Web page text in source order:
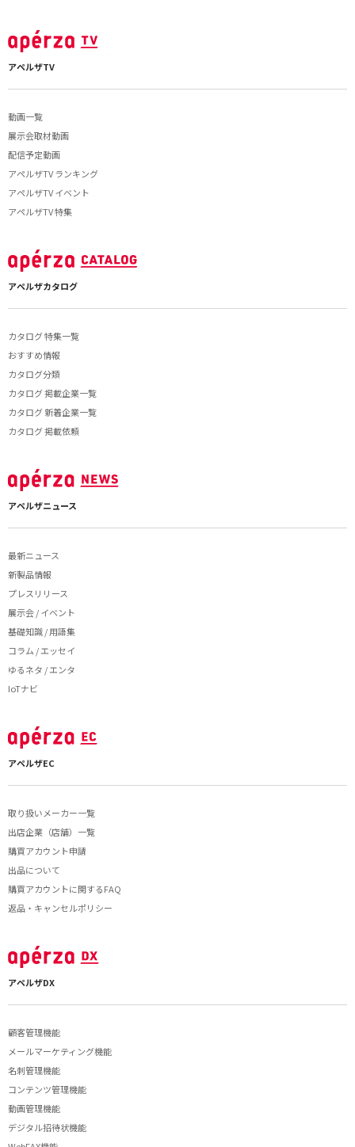
アペルザTV
動画一覧
展示会取材動画
配信予定動画
アペルザTV ランキング
アペルザTV イベント
アペルザTV 特集
アペルザカタログ
カタログ 特集一覧
おすすめ情報
カタログ分類
カタログ 掲載企業一覧
カタログ 新着企業一覧
カタログ 掲載依頼
アペルザニュース
最新ニュース
新製品情報
プレスリリース
展示会 / イベント
基礎知識 / 用語集
コラム / エッセイ
ゆるネタ / エンタ
IoTナビ
アペルザEC
取り扱いメーカー一覧
出店企業（店舗）一覧
購買アカウント申請
出品について
購買アカウントに関するFAQ
返品・キャンセルポリシー
アペルザDX
顧客管理機能
メールマーケティング機能
名刺管理機能
コンテンツ管理機能
動画管理機能
デジタル招待状機能